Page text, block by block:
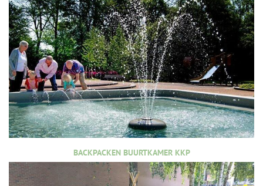
BACKPACKEN BUURTKAMER KKP